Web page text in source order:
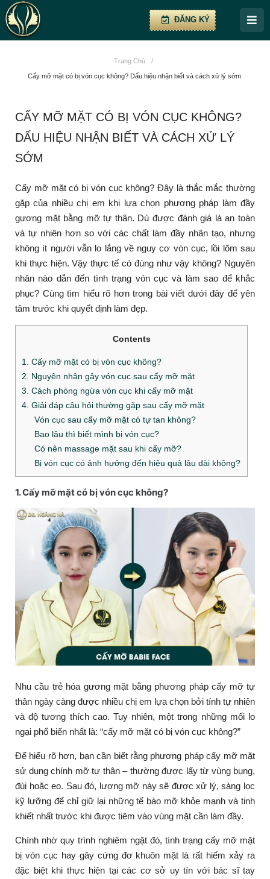
ĐĂNG KÝ
Trang Chủ /
Cấy mỡ mặt có bị vón cục không? Dấu hiệu nhận biết và cách xử lý sớm
CẤY MỠ MẶT CÓ BỊ VÓN CỤC KHÔNG?
DẤU HIỆU NHẬN BIẾT VÀ CÁCH XỬ LÝ
SỚM
Cấy mỡ mặt có bị vón cục không? Đây là thắc mắc thường
gặp của nhiều chị em khi lựa chọn phương pháp làm đầy
gương mặt bằng mỡ tự thân. Dù được đánh giá là an toàn
và tự nhiên hơn so với các chất làm đầy nhân tạo, nhưng
không ít người vẫn lo lắng về nguy cơ vón cục, lồi lõm sau
khi thực hiện. Vậy thực tế có đúng như vậy không? Nguyên
nhân nào dẫn đến tình trạng vón cục và làm sao để khắc
phục? Cùng tìm hiểu rõ hơn trong bài viết dưới đây để yên
tâm trước khi quyết định làm đẹp.
Contents
1. Cấy mỡ mặt có bị vón cục không?
2. Nguyên nhân gây vón cục sau cấy mỡ mặt
3. Cách phòng ngừa vón cục khi cấy mỡ mặt
4. Giải đáp câu hỏi thường gặp sau cấy mỡ mặt
Vón cục sau cấy mỡ mặt có tự tan không?
Bao lâu thì biết mình bị vón cục?
Có nên massage mặt sau khi cấy mỡ?
Bị vón cục có ảnh hưởng đến hiệu quả lâu dài không?
1. Cấy mỡ mặt có bị vón cục không?
Nhu cầu trẻ hóa gương mặt bằng phương pháp cấy mỡ tự
thân ngày càng được nhiều chị em lựa chọn bởi tính tự nhiên
và độ tương thích cao. Tuy nhiên, một trong những mối lo
ngại phổ biến nhất là: “cấy mỡ mặt có bị vón cục không?”
Để hiểu rõ hơn, bạn cần biết rằng phương pháp cấy mỡ mặt
sử dụng chính mỡ tự thân – thường được lấy từ vùng bụng,
đùi hoặc eo. Sau đó, lượng mỡ này sẽ được xử lý, sàng lọc
kỹ lưỡng để chỉ giữ lại những tế bào mỡ khỏe mạnh và tinh
khiết nhất trước khi được tiêm vào vùng mặt cần làm đầy.
Chính nhờ quy trình nghiêm ngặt đó, tình trạng cấy mỡ mặt
bị vón cục hay gây cứng đơ khuôn mặt là rất hiếm xảy ra
đặc biệt khi thực hiện tại các cơ sở uy tín với bác sĩ tay